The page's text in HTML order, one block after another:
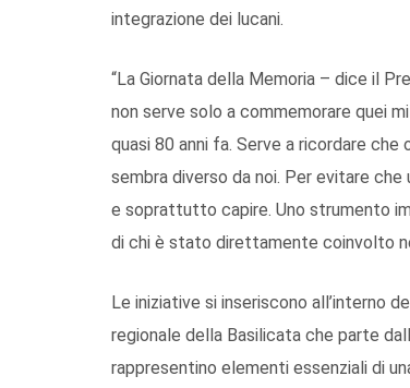
integrazione dei lucani.
“La Giornata della Memoria – dice il
non serve solo a commemorare quei
quasi 80 anni fa. Serve a ricordare
sembra diverso da noi. Per evitare
e soprattutto capire. Uno strumento
di chi è stato direttamente coinvolto
Le iniziative si inseriscono all’interno
regionale della Basilicata che parte
rappresentino elementi essenziali di